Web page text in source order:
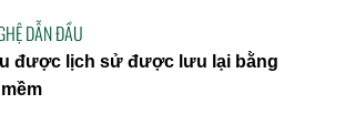
DẪN ĐẦU
được lịch sử được lưu lại bằng